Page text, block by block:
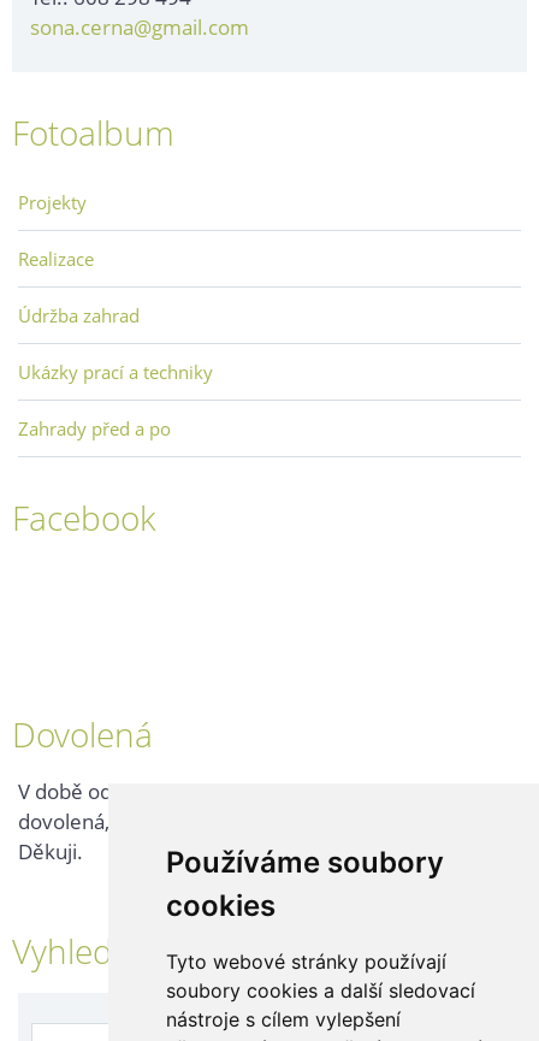
Používáme soubory
cookies
Tyto webové stránky používají
soubory cookies a další sledovací
nástroje s cílem vylepšení
sona.cerna@gmail.com
Fotoalbum
Projekty
Realizace
Údržba zahrad
Ukázky prací a techniky
Zahrady před a po
Facebook
Dovolená
V době od 25. 7. - 2. 8. 2026 probíhá v naší firmě
dovolená, kontaktujte nás až po jejím ukončení.
Děkuji.
Vyhledávání